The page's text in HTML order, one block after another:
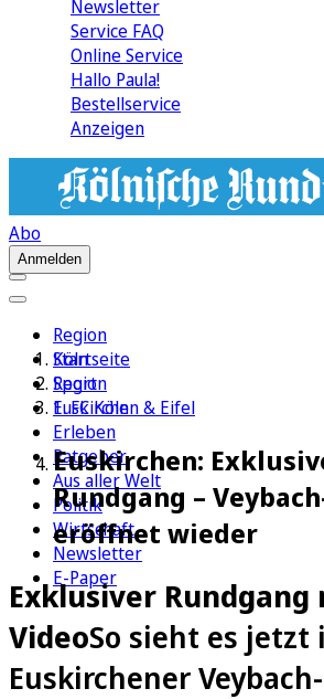
Newsletter
Service FAQ
Online Service
Hallo Paula!
Bestellservice
Anzeigen
Abo
Anmelden
Region
Köln
Sport
1. FC Köln
Erleben
Ratgeber
Aus aller Welt
Politik
Wirtschaft
Newsletter
E-Paper
Startseite
Region
Euskirchen & Eifel
Euskirchen:
Rundgang –
eröffnet wieder
Exklusiver Rundgang
VideoSo sieht es jetzt
Euskirchener